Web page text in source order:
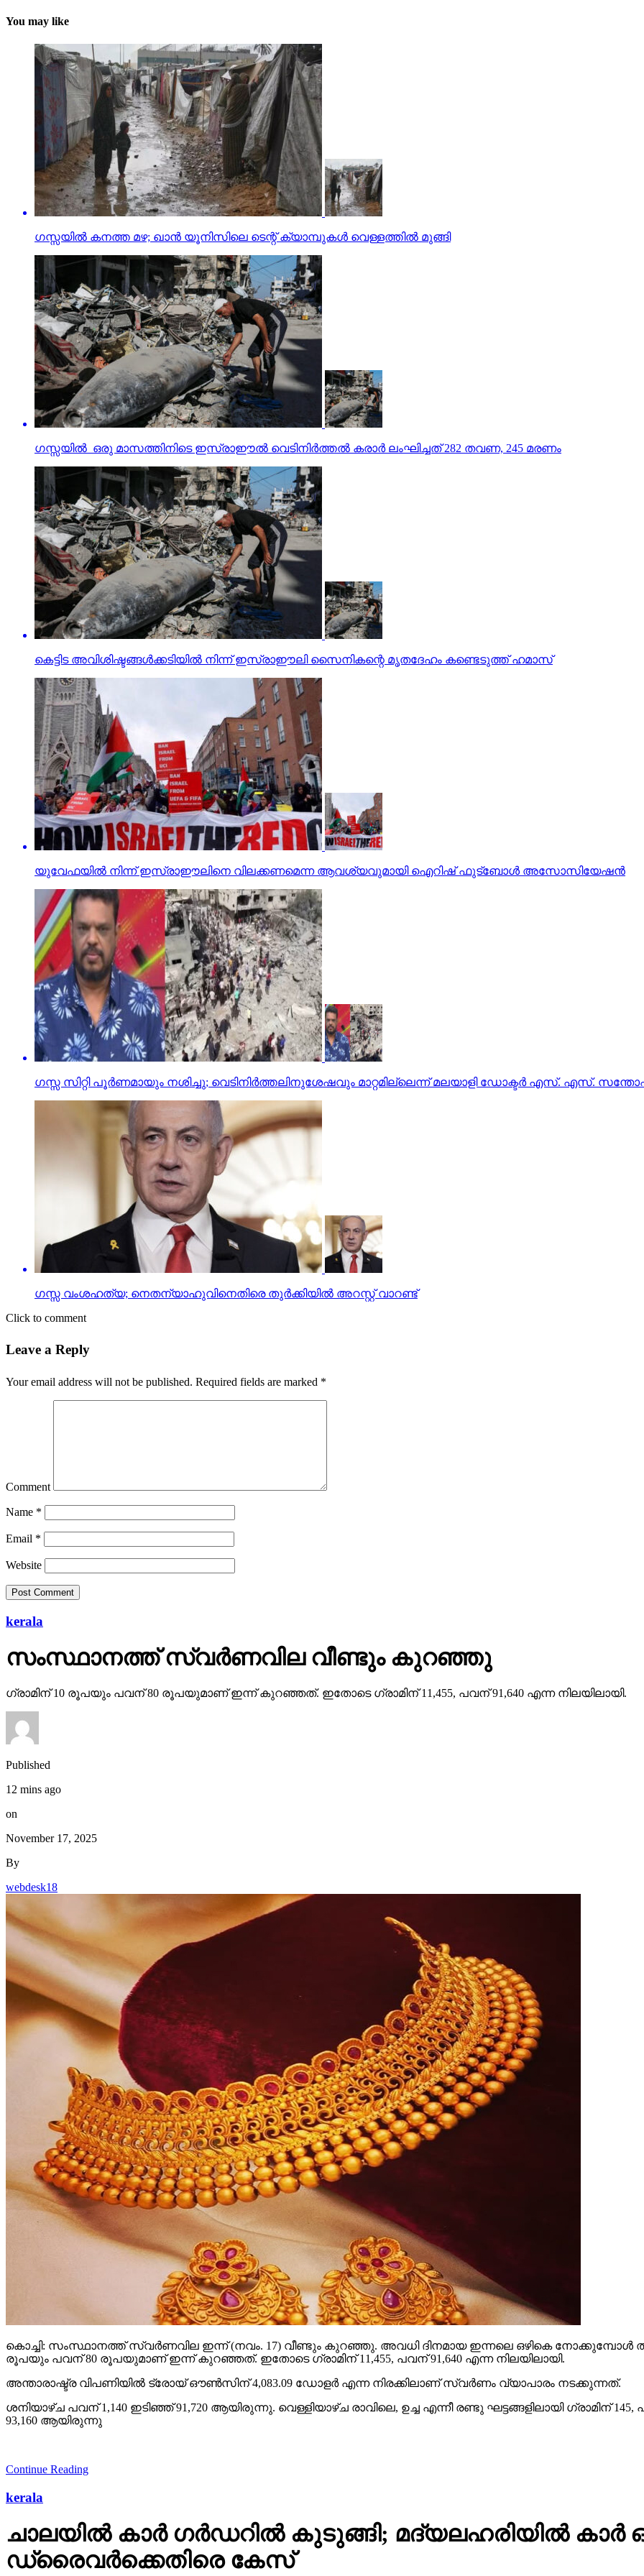
You may like
ഗസ്സയില്‍ കനത്ത മഴ; ഖാന്‍ യൂനിസിലെ ടെന്റ് ക്യാമ്പുകള്‍ വെള്ളത്തില്‍ മുങ്ങി
ഗസ്സയില്‍ ഒരു മാസത്തിനിടെ ഇസ്രാഈല്‍ വെടിനിര്‍ത്തല്‍ കരാര്‍ ലംഘിച്ചത് 282 തവണ, 245 മരണം
കെട്ടിട അവിശിഷ്ടങ്ങള്‍ക്കടിയില്‍ നിന്ന് ഇസ്രാഈലി സൈനികന്റെ മൃതദേഹം കണ്ടെടുത്ത് ഹമാസ്
യുവേഫയില്‍ നിന്ന് ഇസ്രാഈലിനെ വിലക്കണമെന്ന ആവശ്യവുമായി ഐറിഷ് ഫുട്‌ബോള്‍ അസോസിയേഷന്‍
ഗസ്സ സിറ്റി പൂര്‍ണമായും നശിച്ചു; വെടിനിര്‍ത്തലിനുശേഷവും മാറ്റമില്ലെന്ന് മലയാളി ഡോക്ടര്‍ എസ്. എസ്.
ഗസ്സ വംശഹത്യ; നെതന്യാഹുവിനെതിരെ തുര്‍ക്കിയില്‍ അറസ്റ്റ് വാറണ്ട്
Click to comment
Leave a Reply
Your email address will not be published. Required fields are marked *
Comment
Name *
Email *
Website
kerala
സംസ്ഥാനത്ത് സ്വര്‍ണവില വീണ്ടും കുറഞ്ഞു
ഗ്രാമിന് 10 രൂപയും പവന് 80 രൂപയുമാണ് ഇന്ന് കുറഞ്ഞത്. ഇതോടെ ഗ്രാമിന് 11,455, പവന് 91,640 എന്ന നിലയിലായി.
Published
12 mins ago
on
November 17, 2025
By
webdesk18
കൊച്ചി: സംസ്ഥാനത്ത് സ്വര്‍ണവില ഇന്ന് (നവം. 17) വീണ്ടും കുറഞ്ഞു. അവധി ദിനമായ ഇന്നലെ ഒഴികെ നോക്കുമ്പോള്‍
രൂപയും പവന് 80 രൂപയുമാണ് ഇന്ന് കുറഞ്ഞത്. ഇതോടെ ഗ്രാമിന് 11,455, പവന് 91,640 എന്ന നിലയിലായി.
അന്താരാഷ്ട്ര വിപണിയില്‍ ട്രോയ് ഔണ്‍സിന് 4,083.09 ഡോളര്‍ എന്ന നിരക്കിലാണ് സ്വര്‍ണം വ്യാപാരം നടക്കുന്നത്.
ശനിയാഴ്ച പവന് 1,140 ഇടിഞ്ഞ് 91,720 ആയിരുന്നു. വെള്ളിയാഴ്ച രാവിലെ, ഉച്ച എന്നീ രണ്ടു ഘട്ടങ്ങളിലായി ഗ്രാമിന്
93,160 ആയിരുന്നു
Continue Reading
kerala
ചാലയിൽ കാർ ഗർഡറിൽ കുടുങ്ങി; മദ്യലഹരിയിൽ കാർ
ഡ്രൈവർക്കെതിരെ കേസ്